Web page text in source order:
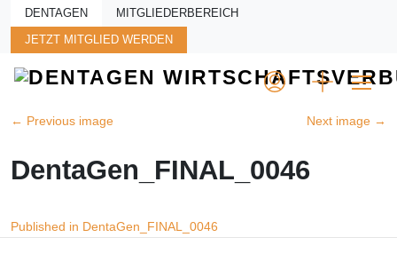
Skip to main content
DENTAGEN MITGLIEDERBEREICH
JETZT MITGLIED WERDEN
← Previous image Next image →
DentaGen_FINAL_0046
Beitragsnavigation
Published in DentaGen_FINAL_0046